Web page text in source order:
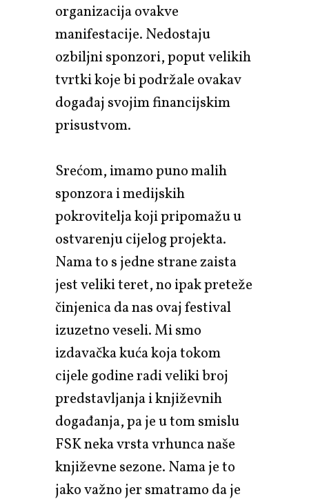
organizacija ovakve
manifestacije. Nedostaju
ozbiljni sponzori, poput velikih
tvrtki koje bi podržale ovakav
događaj svojim financijskim
prisustvom.
Srećom, imamo puno malih
sponzora i medijskih
pokrovitelja koji pripomažu u
ostvarenju cijelog projekta.
Nama to s jedne strane zaista
jest veliki teret, no ipak preteže
činjenica da nas ovaj festival
izuzetno veseli. Mi smo
izdavačka kuća koja tokom
cijele godine radi veliki broj
predstavljanja i književnih
događanja, pa je u tom smislu
FSK neka vrsta vrhunca naše
književne sezone. Nama je to
jako važno jer smatramo da je